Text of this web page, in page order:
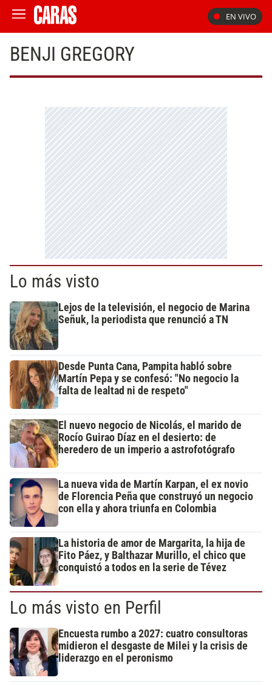
EN VIVO
BENJI GREGORY
Lo más visto
Lejos de la televisión, el negocio de Marina
Señuk, la periodista que renunció a TN
Desde Punta Cana, Pampita habló sobre
Martín Pepa y se confesó: "No negocio la
falta de lealtad ni de respeto"
El nuevo negocio de Nicolás, el marido de
Rocío Guirao Díaz en el desierto: de
heredero de un imperio a astrofotógrafo
La nueva vida de Martín Karpan, el ex novio
de Florencia Peña que construyó un negocio
con ella y ahora triunfa en Colombia
La historia de amor de Margarita, la hija de
Fito Páez, y Balthazar Murillo, el chico que
conquistó a todos en la serie de Tévez
Lo más visto en Perfil
Encuesta rumbo a 2027: cuatro consultoras
midieron el desgaste de Milei y la crisis de
liderazgo en el peronismo